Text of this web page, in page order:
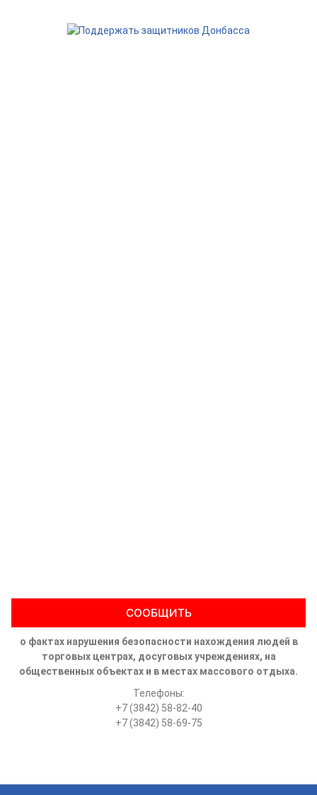
СООБЩИТЬ
о фактах нарушения безопасности нахождения людей в
торговых центрах, досуговых учреждениях, на
общественных объектах и в местах массового отдыха.
Телефоны:
+7 (3842) 58-82-40
+7 (3842) 58-69-75